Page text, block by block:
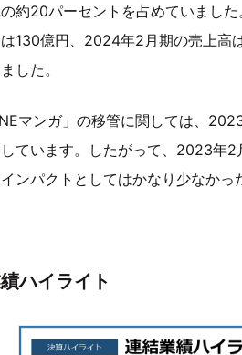
約20パーセントを占めていまし
130億円、2024年2月期の売上高
した。
マンガ」の移管に関しては、
ています。したがって、2023年
ンパクトとしてはかなり少なかっ
ハイライト